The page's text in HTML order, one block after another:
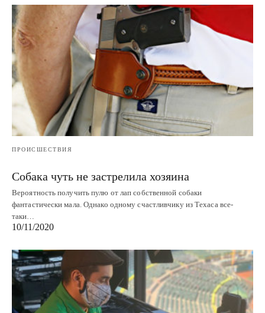
ПРОИСШЕСТВИЯ
Собака чуть не застрелила хозяина
Вероятность получить пулю от лап собственной собаки
фантастически мала. Однако одному счастливчику из Техаса все-
таки…
10/11/2020